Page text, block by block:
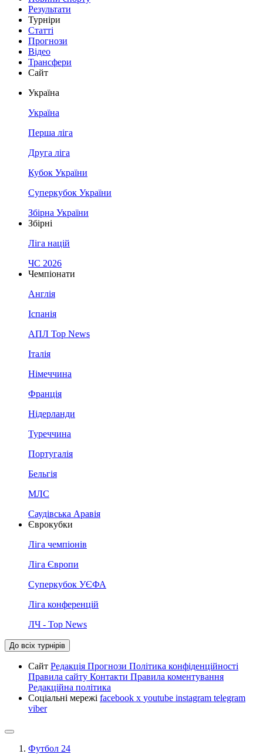
Результати
Турніри
Статті
Прогнози
Відео
Трансфери
Сайт
Україна
Україна
Перша ліга
Друга ліга
Кубок України
Суперкубок України
Збірна України
Збірні
Ліга націй
ЧС 2026
Чемпіонати
Англія
Іспанія
АПЛ Top News
Італія
Німеччина
Франція
Нідерланди
Туреччина
Португалія
Бельгія
МЛС
Саудівська Аравія
Єврокубки
Ліга чемпіонів
Ліга Європи
Суперкубок УЄФА
Ліга конференцій
ЛЧ - Top News
До всіх турнірів
Сайт Редакція Прогнози Політика конфіденційності
Правила сайту Контакти Правила коментування
Редакційна політика
Соціальні мережі facebook x youtube instagram telegram
viber
Футбол 24